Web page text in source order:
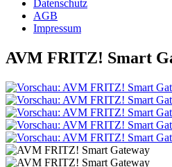
Datenschutz
AGB
Impressum
AVM FRITZ! Smart